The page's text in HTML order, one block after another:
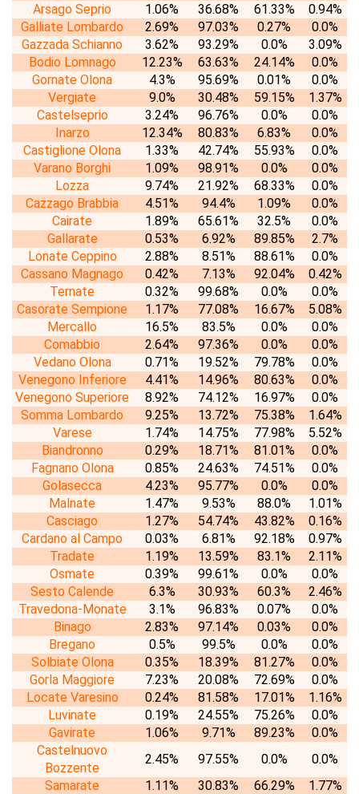
Arsago Seprio
1.06% 36.68% 61.33%
0.94%
Galliate Lombardo
2.69% 97.03% 0.27%
0.0%
Gazzada Schianno
3.62% 93.29% 0.0%
3.09%
Bodio Lomnago
12.23% 63.63% 24.14%
0.0%
Gornate Olona
4.3% 95.69% 0.01%
0.0%
Vergiate
9.0% 30.48% 59.15%
1.37%
Castelseprio
3.24% 96.76% 0.0%
0.0%
Inarzo
12.34% 80.83% 6.83%
0.0%
Castiglione Olona
1.33% 42.74% 55.93%
0.0%
Varano Borghi
1.09% 98.91% 0.0%
0.0%
Lozza
9.74% 21.92% 68.33%
0.0%
Cazzago Brabbia
4.51% 94.4% 1.09%
0.0%
Cairate
1.89% 65.61% 32.5%
0.0%
Gallarate
0.53% 6.92% 89.85%
2.7%
Lonate Ceppino
2.88% 8.51% 88.61%
0.0%
Cassano Magnago
0.42% 7.13% 92.04%
0.42%
Ternate
0.32% 99.68% 0.0%
0.0%
Casorate Sempione
1.17% 77.08% 16.67%
5.08%
Mercallo
16.5% 83.5% 0.0%
0.0%
Comabbio
2.64% 97.36% 0.0%
0.0%
Vedano Olona
0.71% 19.52% 79.78%
0.0%
Venegono Inferiore
4.41% 14.96% 80.63%
0.0%
Venegono Superiore
8.92% 74.12% 16.97%
0.0%
Somma Lombardo
9.25% 13.72% 75.38%
1.64%
Varese
1.74% 14.75% 77.98%
5.52%
Biandronno
0.29% 18.71% 81.01%
0.0%
Fagnano Olona
0.85% 24.63% 74.51%
0.0%
Golasecca
4.23% 95.77% 0.0%
0.0%
Malnate
1.47% 9.53% 88.0%
1.01%
Casciago
1.27% 54.74% 43.82%
0.16%
Cardano al Campo
0.03% 6.81% 92.18%
0.97%
Tradate
1.19% 13.59% 83.1%
2.11%
Osmate
0.39% 99.61% 0.0%
0.0%
Sesto Calende
6.3% 30.93% 60.3%
2.46%
Travedona-Monate
3.1% 96.83% 0.07%
0.0%
Binago
2.83% 97.14% 0.03%
0.0%
Bregano
0.5% 99.5% 0.0%
0.0%
Solbiate Olona
0.35% 18.39% 81.27%
0.0%
Gorla Maggiore
7.23% 20.08% 72.69%
0.0%
Locate Varesino
0.24% 81.58% 17.01%
1.16%
Luvinate
0.19% 24.55% 75.26%
0.0%
Gavirate
1.06% 9.71% 89.23%
0.0%
Castelnuovo
Bozzente
2.45% 97.55% 0.0%
0.0%
Samarate
1.11% 30.83% 66.29%
1.77%